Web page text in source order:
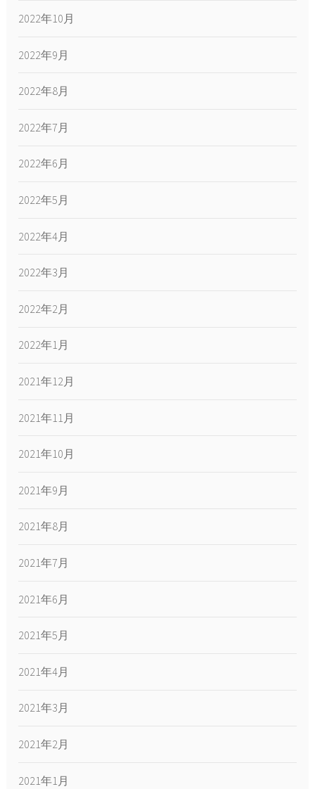
2022年10月
2022年9月
2022年8月
2022年7月
2022年6月
2022年5月
2022年4月
2022年3月
2022年2月
2022年1月
2021年12月
2021年11月
2021年10月
2021年9月
2021年8月
2021年7月
2021年6月
2021年5月
2021年4月
2021年3月
2021年2月
2021年1月